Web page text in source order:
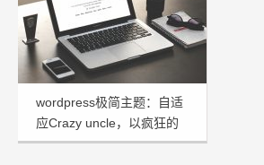
wordpress极简主题：自适
应Crazy uncle，以疯狂的
大叔命名！